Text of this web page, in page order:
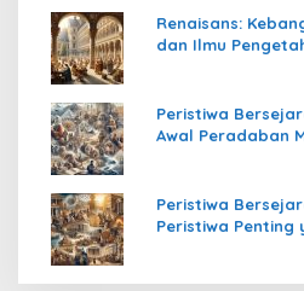
Renaisans:
dan Ilmu
Peristiwa
Awal Peradaban
Peristiwa
Peristiwa Penting